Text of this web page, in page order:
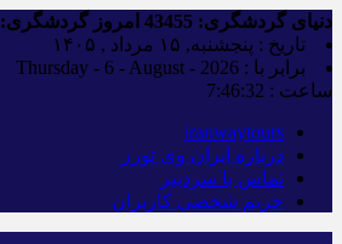
دنیای گردشگری: امروز گردشگری:
تاریخ : پنجشنبه, ۱۵ مرداد , ۱۴۰۵
برابر با : Thursday - 6 - August - 2026
ساعت : 7:46:33
iranwaytours
درباره ایران وی تورز
تماس با سردبیر
حریم شخصی کاربران